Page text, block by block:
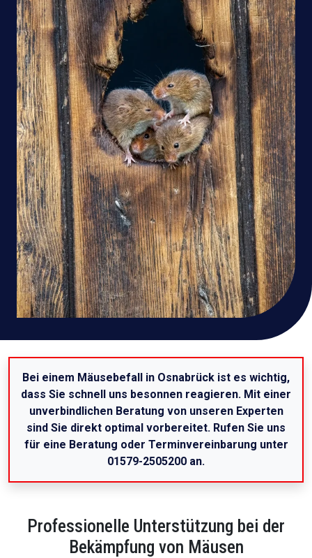
Bei einem Mäusebefall in Osnabrück ist es wichtig,
dass Sie schnell uns besonnen reagieren. Mit einer
unverbindlichen Beratung von unseren Experten
sind Sie direkt optimal vorbereitet. Rufen Sie uns
für eine Beratung oder Terminvereinbarung unter
01579-2505200 an.
Professionelle Unterstützung bei der
Bekämpfung von Mäusen